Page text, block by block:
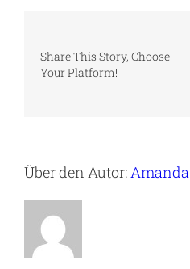
Share This Story, Choose
Your Platform!
Über den Autor:Amanda